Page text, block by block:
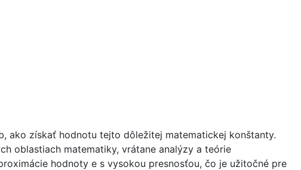
ako získať hodnotu tejto dôležitej matematickej konštanty.
oblastiach matematiky, vrátane analýzy a teórie
hodnoty e s vysokou presnosťou, čo je užitočné pre